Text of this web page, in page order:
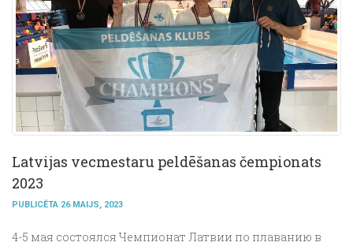
Latvijas vecmestaru peldēšanas čempionats
2023
PUBLICĒTA 26 MAIJS, 2023
4-5 мая состоялся Чемпионат Латвии по плаванию в